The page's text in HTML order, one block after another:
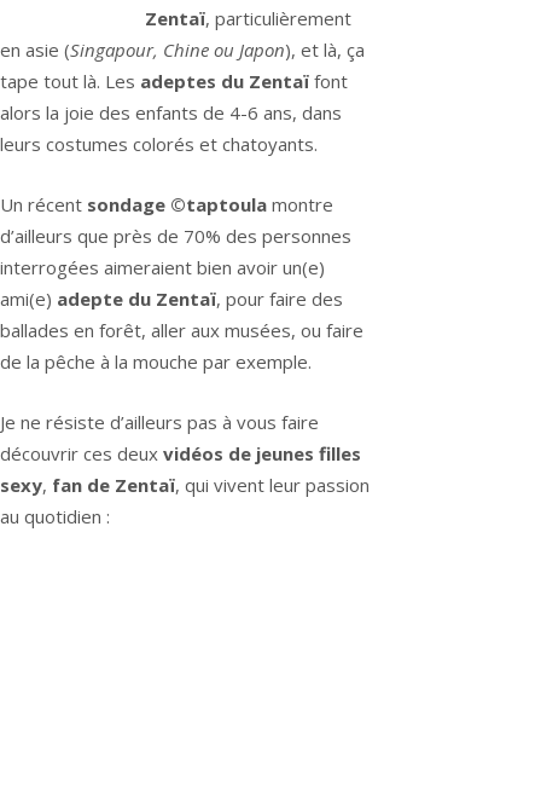
Zentaï, particulièrement
en asie (Singapour, Chine ou Japon), et là, ça
tape tout là. Les adeptes du Zentaï font
alors la joie des enfants de 4-6 ans, dans
leurs costumes colorés et chatoyants.
Un récent sondage ©taptoula montre
d’ailleurs que près de 70% des personnes
interrogées aimeraient bien avoir un(e)
ami(e) adepte du Zentaï, pour faire des
ballades en forêt, aller aux musées, ou faire
de la pêche à la mouche par exemple.
Je ne résiste d’ailleurs pas à vous faire
découvrir ces deux vidéos de jeunes filles
sexy, fan de Zentaï, qui vivent leur passion
au quotidien :